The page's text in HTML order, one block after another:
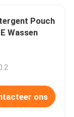
Pouch
Wassen
ons